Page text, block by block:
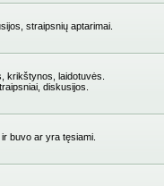
straipsnių aptarimai.
krikštynos, laidotuvės.
diskusijos.
buvo ar yra tęsiami.